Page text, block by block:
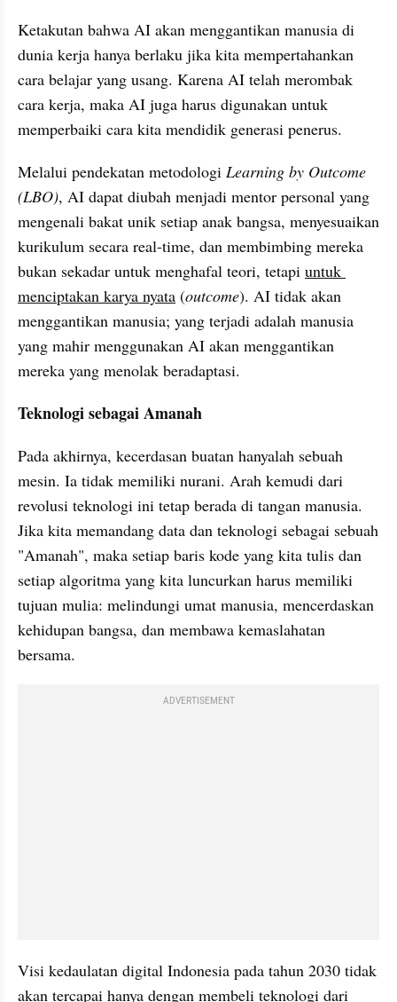
Ketakutan bahwa AI akan menggantikan manusia di
dunia kerja hanya berlaku jika kita mempertahankan
cara belajar yang usang. Karena AI telah merombak
cara kerja, maka AI juga harus digunakan untuk
memperbaiki cara kita mendidik generasi penerus.
Melalui pendekatan metodologi Learning by Outcome
(LBO), AI dapat diubah menjadi mentor personal yang
mengenali bakat unik setiap anak bangsa, menyesuaikan
kurikulum secara real-time, dan membimbing mereka
bukan sekadar untuk menghafal teori, tetapi untuk
menciptakan karya nyata (outcome). AI tidak akan
menggantikan manusia; yang terjadi adalah manusia
yang mahir menggunakan AI akan menggantikan
mereka yang menolak beradaptasi.
Teknologi sebagai Amanah
Pada akhirnya, kecerdasan buatan hanyalah sebuah
mesin. Ia tidak memiliki nurani. Arah kemudi dari
revolusi teknologi ini tetap berada di tangan manusia.
Jika kita memandang data dan teknologi sebagai sebuah
"Amanah", maka setiap baris kode yang kita tulis dan
setiap algoritma yang kita luncurkan harus memiliki
tujuan mulia: melindungi umat manusia, mencerdaskan
kehidupan bangsa, dan membawa kemaslahatan
bersama.
ADVERTISEMENT
Visi kedaulatan digital Indonesia pada tahun 2030 tidak
akan tercapai hanya dengan membeli teknologi dari